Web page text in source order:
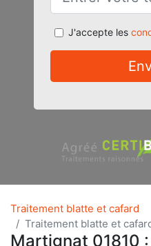
J'accepte les
Traitement blatte et cafard
Traitement blatte et
Martignat 01810